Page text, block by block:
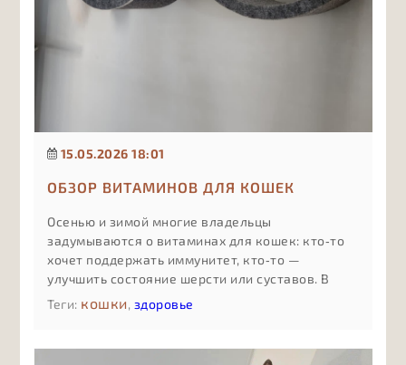
15.05.2026 18:01
ОБЗОР ВИТАМИНОВ ДЛЯ КОШЕК
Осенью и зимой многие владельцы
задумываются о витаминах для кошек: кто‑то
хочет поддержать иммунитет, кто‑то —
улучшить состояние шерсти или суставов. В
статье простым языком объясняем, какие виды
витаминных добавок бывают, чем отличаются
специализированных формул, какие
Теги: кошки, здоровье